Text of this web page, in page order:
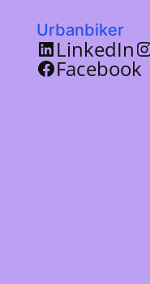
Urbanbiker
LinkedIn
Facebook